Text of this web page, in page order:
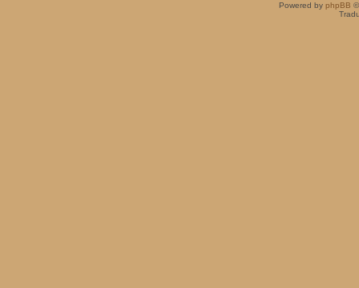
Powered by phpBB